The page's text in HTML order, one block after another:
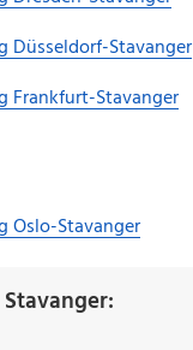
Düsseldorf-Stavanger
Frankfurt-Stavanger
Oslo-Stavanger